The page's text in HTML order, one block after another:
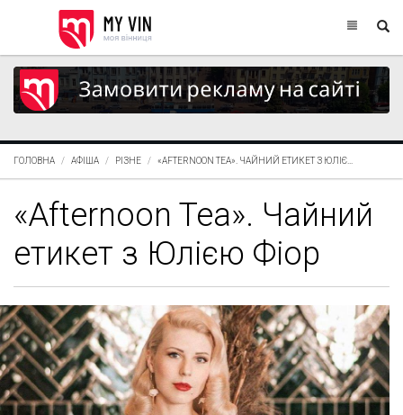
ГОЛОВНА АФІША РІЗНЕ «AFTERNOON TEA». ЧАЙНИЙ ЕТИКЕТ З ЮЛІЄ...
«Afternoon Tea». Чайний
етикет з Юлією Фіор